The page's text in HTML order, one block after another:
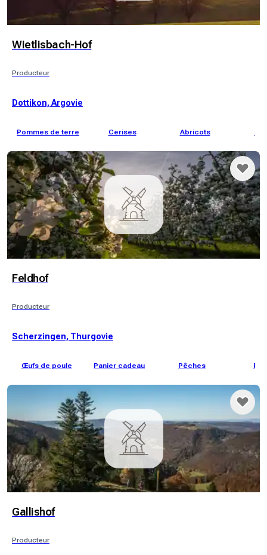
Wietlisbach-Hof
Producteur
Dottikon, Argovie
Pommes de terre Cerises Abricots
Feldhof
Producteur
Scherzingen, Thurgovie
Œufs de poule Panier cadeau Pêches
Gallishof
Producteur